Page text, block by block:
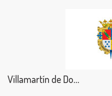
Villamartín de Do...